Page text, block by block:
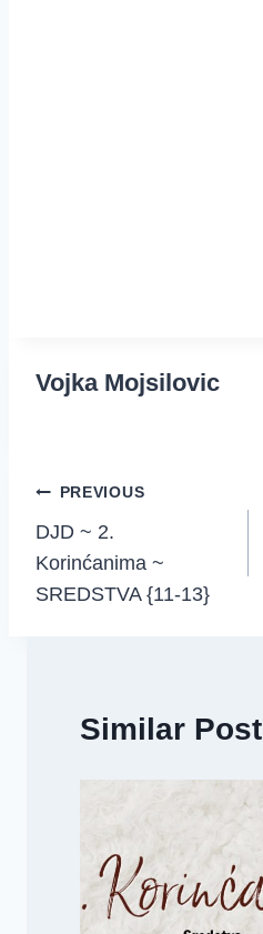
Vojka Mojsilovic
Post
navigation
PREVIOUS
DJD ~ 2.
Korinćanima ~
SREDSTVA {11-13}
Similar